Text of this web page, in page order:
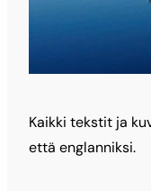
Kaikki tekstit ja
että englanniksi.